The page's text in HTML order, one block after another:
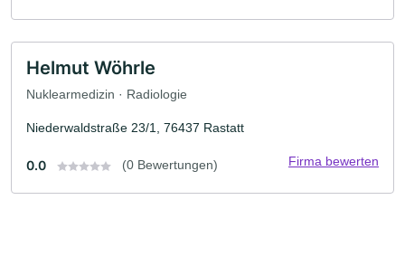
Helmut Wöhrle
Nuklearmedizin · Radiologie
Niederwaldstraße 23/1, 76437 Rastatt
0.0 (0 Bewertungen) Firma bewerten